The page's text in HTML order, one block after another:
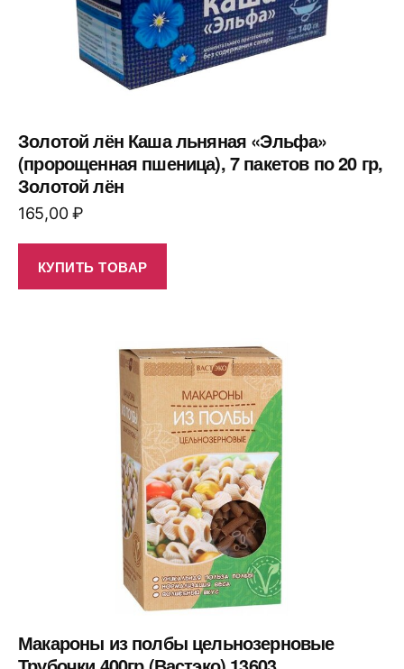
Золотой лён Каша льняная «Эльфа»
(пророщенная пшеница), 7 пакетов по 20 гр,
Золотой лён
165,00₽
КУПИТЬ ТОВАР
Макароны из полбы цельнозерновые